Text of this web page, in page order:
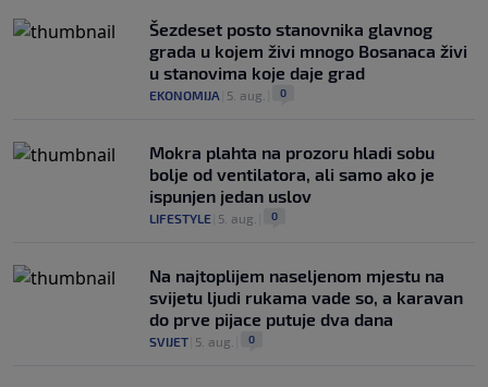
Šezdeset posto stanovnika glavnog
grada u kojem živi mnogo Bosanaca živi
u stanovima koje daje grad
EKONOMIJA 5. aug. 0
Mokra plahta na prozoru hladi sobu
bolje od ventilatora, ali samo ako je
ispunjen jedan uslov
LIFESTYLE 5. aug. 0
Na najtoplijem naseljenom mjestu na
svijetu ljudi rukama vade so, a karavan
do prve pijace putuje dva dana
SVIJET 5. aug. 0